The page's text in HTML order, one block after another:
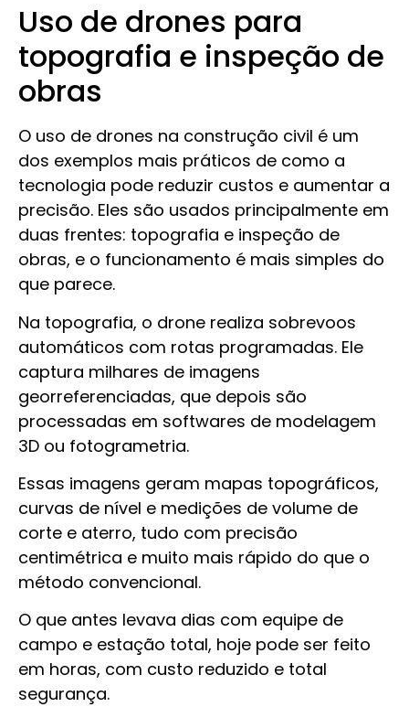
Uso de drones para
topografia e inspeção de
obras
O uso de drones na construção civil é um
dos exemplos mais práticos de como a
tecnologia pode reduzir custos e aumentar a
precisão. Eles são usados principalmente em
duas frentes: topografia e inspeção de
obras, e o funcionamento é mais simples do
que parece.
Na topografia, o drone realiza sobrevoos
automáticos com rotas programadas. Ele
captura milhares de imagens
georreferenciadas, que depois são
processadas em softwares de modelagem
3D ou fotogrametria.
Essas imagens geram mapas topográficos,
curvas de nível e medições de volume de
corte e aterro, tudo com precisão
centimétrica e muito mais rápido do que o
método convencional.
O que antes levava dias com equipe de
campo e estação total, hoje pode ser feito
em horas, com custo reduzido e total
segurança.